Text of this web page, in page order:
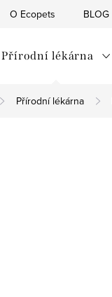
O Ecopets BLOG
Přírodní lékárna
Přírodní lékárna